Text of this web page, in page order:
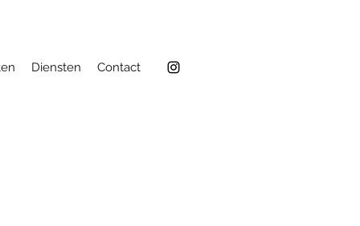
Diensten Contact